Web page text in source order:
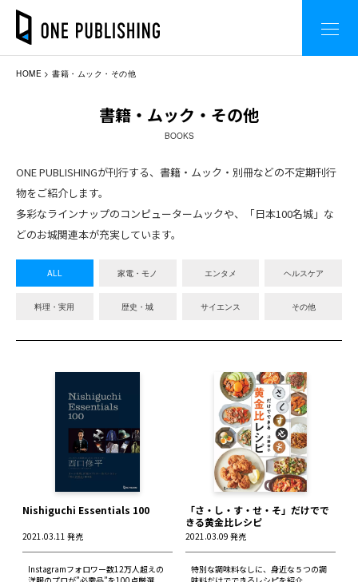
HOME 書籍・ムック・その他
書籍・ムック・その他
BOOKS
ONE PUBLISHINGが刊行する、書籍・ムック・別冊などの不定期刊行
物をご紹介します。
多彩なラインナップのコンピュータームックや、「日本100名城」な
どのお城関連本が充実しています。
ALL 家電・モノ エンタメ ヘルスケア
料理・実用 歴史・城 サイエンス その他
Nishiguchi Essentials 100
2021.03.11 発売
Instagramフォロワー数12万人超えの
「さ・し・す・せ・そ」だけでで
きる黄金比レシピ
2021.03.09 発売
特別な調味料なしに、身近な５つの調